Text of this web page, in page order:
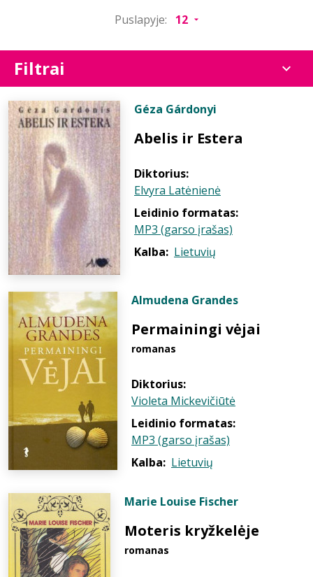
Puslapyje:
Filtrai
Géza Gárdonyi
Abelis ir Estera
Diktorius:
Elvyra Latėnienė
Leidinio formatas:
MP3 (garso įrašas)
Kalba: Lietuvių
Almudena Grandes
Permainingi vėjai
romanas
Diktorius:
Violeta Mickevičiūtė
Leidinio formatas:
MP3 (garso įrašas)
Kalba: Lietuvių
Marie Louise Fischer
Moteris kryžkelėje
romanas